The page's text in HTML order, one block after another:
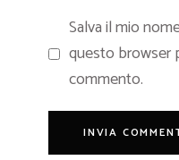
Salva il mio
questo browser
commento.